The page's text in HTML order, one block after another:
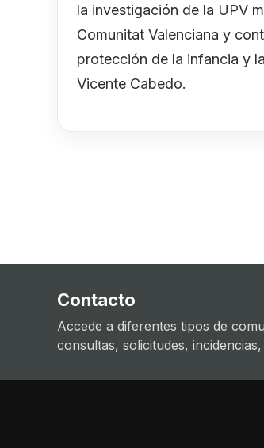
la investigación de la UPV
Comunitat Valenciana y
protección de la infancia y
Vicente Cabedo.
Contacto
Accede a diferentes tipos de
consultas, solicitudes,